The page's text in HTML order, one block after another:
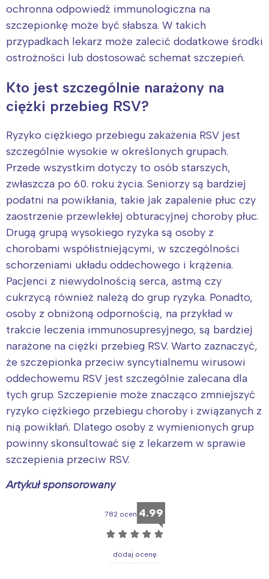
ochronna odpowiedź immunologiczna na
szczepionkę może być słabsza. W takich
przypadkach lekarz może zalecić dodatkowe środki
ostrożności lub dostosować schemat szczepień.
Kto jest szczególnie narażony na
ciężki przebieg RSV?
Ryzyko ciężkiego przebiegu zakażenia RSV jest
szczególnie wysokie w określonych grupach.
Przede wszystkim dotyczy to osób starszych,
zwłaszcza po 60. roku życia. Seniorzy są bardziej
podatni na powikłania, takie jak zapalenie płuc czy
zaostrzenie przewlekłej obturacyjnej choroby płuc.
Drugą grupą wysokiego ryzyka są osoby z
chorobami współistniejącymi, w szczególności
schorzeniami układu oddechowego i krążenia.
Pacjenci z niewydolnością serca, astmą czy
cukrzycą również należą do grup ryzyka. Ponadto,
osoby z obniżoną odpornością, na przykład w
trakcie leczenia immunosupresyjnego, są bardziej
narażone na ciężki przebieg RSV. Warto zaznaczyć,
że szczepionka przeciw syncytialnemu wirusowi
oddechowemu RSV jest szczególnie zalecana dla
tych grup. Szczepienie może znacząco zmniejszyć
ryzyko ciężkiego przebiegu choroby i związanych z
nią powikłań. Dlatego osoby z wymienionych grup
powinny skonsultować się z lekarzem w sprawie
szczepienia przeciw RSV.
Artykuł sponsorowany
782 ocen 4.99
☆ ☆ ☆ ☆ ☆
dodaj ocenę